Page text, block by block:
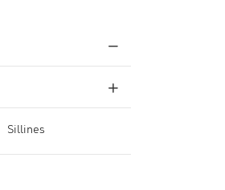
Sillines